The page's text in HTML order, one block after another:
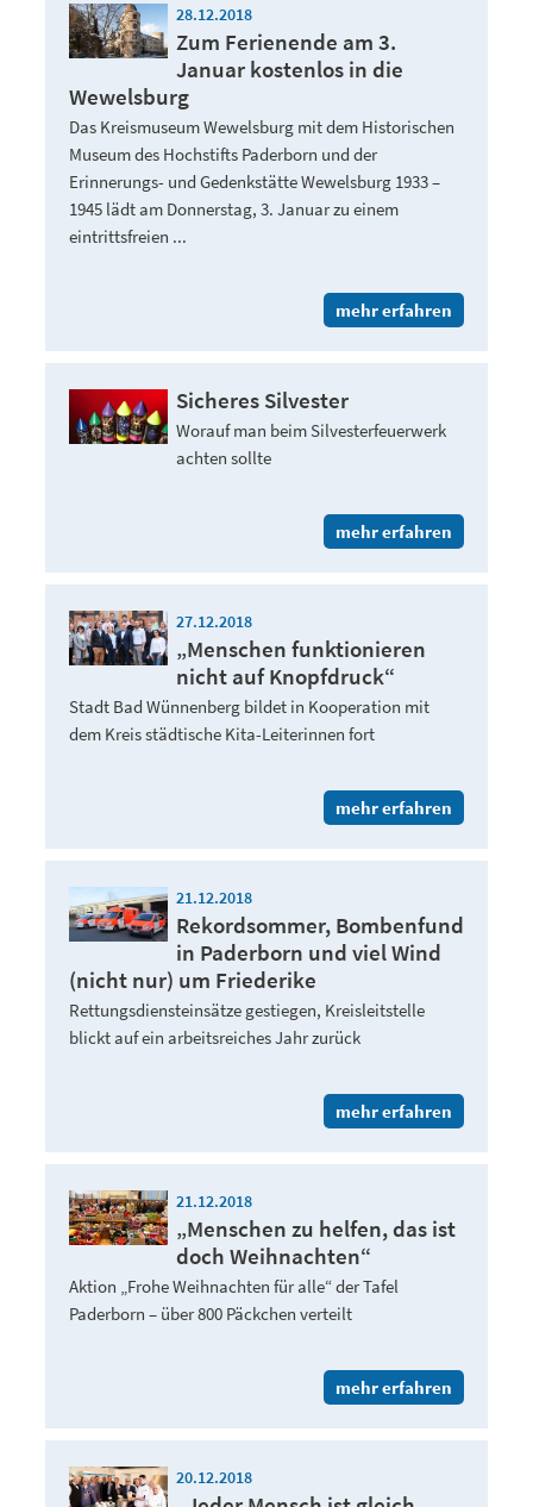
28.12.2018
Zum Ferienende am 3.
Januar kostenlos in die
Wewelsburg
Das Kreismuseum Wewelsburg mit dem Historischen
Museum des Hochstifts Paderborn und der
Erinnerungs- und Gedenkstätte Wewelsburg 1933 –
1945 lädt am Donnerstag, 3. Januar zu einem
eintrittsfreien ...
mehr erfahren
Sicheres Silvester
Worauf man beim Silvesterfeuerwerk
achten sollte
mehr erfahren
27.12.2018
„Menschen funktionieren
nicht auf Knopfdruck“
Stadt Bad Wünnenberg bildet in Kooperation mit
dem Kreis städtische Kita-Leiterinnen fort
mehr erfahren
21.12.2018
Rekordsommer, Bombenfund
in Paderborn und viel Wind
(nicht nur) um Friederike
Rettungsdiensteinsätze gestiegen, Kreisleitstelle
blickt auf ein arbeitsreiches Jahr zurück
mehr erfahren
21.12.2018
„Menschen zu helfen, das ist
doch Weihnachten“
Aktion „Frohe Weihnachten für alle“ der Tafel
Paderborn – über 800 Päckchen verteilt
mehr erfahren
20.12.2018